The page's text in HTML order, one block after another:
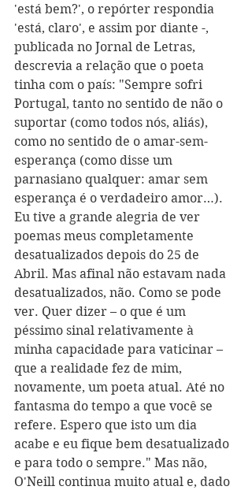
'está bem?', o repórter respondia
'está, claro', e assim por diante -,
publicada no Jornal de Letras,
descrevia a relação que o poeta
tinha com o país: "Sempre sofri
Portugal, tanto no sentido de não o
suportar (como todos nós, aliás),
como no sentido de o amar-sem-
esperança (como disse um
parnasiano qualquer: amar sem
esperança é o verdadeiro amor…).
Eu tive a grande alegria de ver
poemas meus completamente
desatualizados depois do 25 de
Abril. Mas afinal não estavam nada
desatualizados, não. Como se pode
ver. Quer dizer – o que é um
péssimo sinal relativamente à
minha capacidade para vaticinar –
que a realidade fez de mim,
novamente, um poeta atual. Até no
fantasma do tempo a que você se
refere. Espero que isto um dia
acabe e eu fique bem desatualizado
e para todo o sempre." Mas não,
O'Neill continua muito atual e, dado